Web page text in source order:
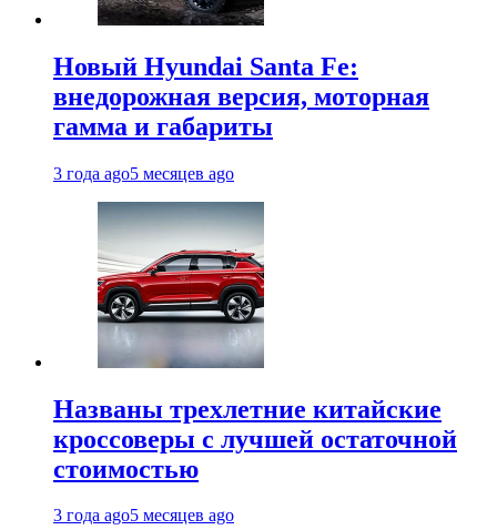
Новый Hyundai Santa Fe:
внедорожная версия, моторная
гамма и габариты
3 года ago5 месяцев ago
Названы трехлетние китайские
кроссоверы с лучшей остаточной
стоимостью
3 года ago5 месяцев ago